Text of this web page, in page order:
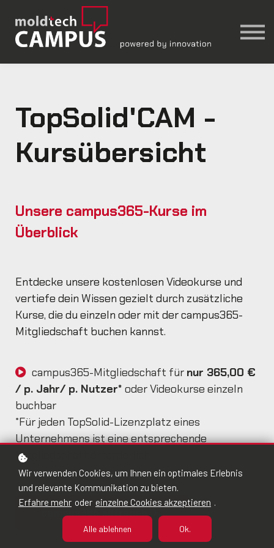
TopSolid'Wood
│ moldtech Account
Einchecken
TopSolid'CAM -
Kursübersicht
Unsere campus365-Kurse im
Überblick
Entdecke unsere kostenlosen Videokurse und
vertiefe dein Wissen gezielt durch zusätzliche
Kurse, die du einzeln oder mit der campus365-
Mitgliedschaft buchen kannst.
campus365-Mitgliedschaft für nur 365,00 €
/ p. Jahr/ p. Nutzer* oder Videokurse einzeln
buchbar
*Für jeden TopSolid-Lizenzplatz eines
Unternehmens ist eine entsprechende
Mitgliedschaft erforderlich
campus365 anfragen
Wir verwenden Cookies, um Ihnen ein optimales Erlebnis
und relevante Kommunikation zu bieten.
Erfahre mehr oder einzelne Cookies akzeptieren .
Alle ablehnen Ok.